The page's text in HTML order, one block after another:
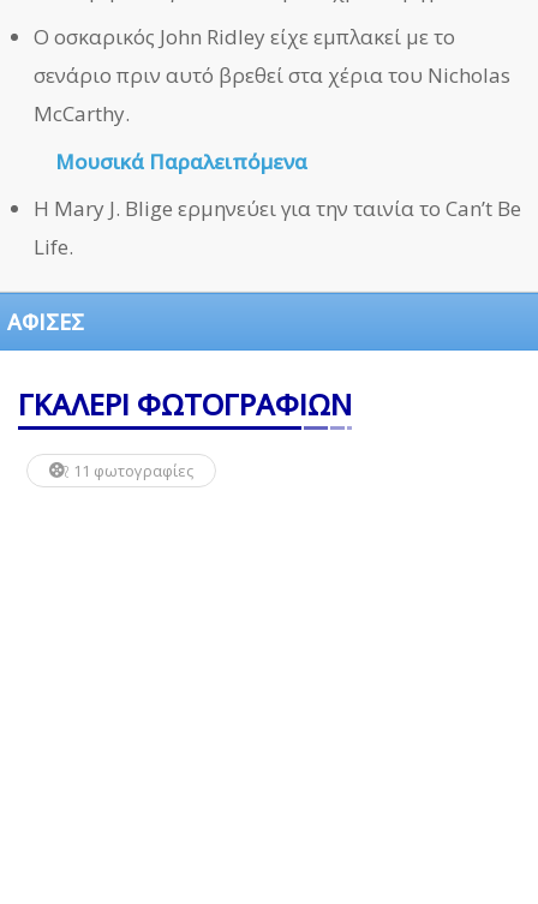
Ο οσκαρικός John Ridley είχε εμπλακεί με το
σενάριο πριν αυτό βρεθεί στα χέρια του Nicholas
McCarthy.
Μουσικά Παραλειπόμενα
Η Mary J. Blige ερμηνεύει για την ταινία το Can’t Be
Life.
ΑΦΙΣΕΣ
ΓΚΑΛΕΡΙ ΦΩΤΟΓΡΑΦΙΩΝ
11 φωτογραφίες